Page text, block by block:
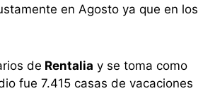
en Agosto ya que en los
de Rentalia y se toma como
fue 7.415 casas de vacaciones